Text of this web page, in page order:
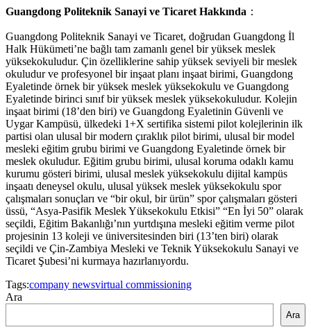
Guangdong Politeknik Sanayi ve Ticaret Hakkında ：
Guangdong Politeknik Sanayi ve Ticaret, doğrudan Guangdong İl
Halk Hükümeti’ne bağlı tam zamanlı genel bir yüksek meslek
yüksekokuludur. Çin özelliklerine sahip yüksek seviyeli bir meslek
okuludur ve profesyonel bir inşaat planı inşaat birimi, Guangdong
Eyaletinde örnek bir yüksek meslek yüksekokulu ve Guangdong
Eyaletinde birinci sınıf bir yüksek meslek yüksekokuludur. Kolejin
inşaat birimi (18’den biri) ve Guangdong Eyaletinin Güvenli ve
Uygar Kampüsü, ülkedeki 1+X sertifika sistemi pilot kolejlerinin ilk
partisi olan ulusal bir modern çıraklık pilot birimi, ulusal bir model
mesleki eğitim grubu birimi ve Guangdong Eyaletinde örnek bir
meslek okuludur. Eğitim grubu birimi, ulusal koruma odaklı kamu
kurumu gösteri birimi, ulusal meslek yüksekokulu dijital kampüs
inşaatı deneysel okulu, ulusal yüksek meslek yüksekokulu spor
çalışmaları sonuçları ve “bir okul, bir ürün” spor çalışmaları gösteri
üssü, “Asya-Pasifik Meslek Yüksekokulu Etkisi” “En İyi 50” olarak
seçildi, Eğitim Bakanlığı’nın yurtdışına mesleki eğitim verme pilot
projesinin 13 koleji ve üniversitesinden biri (13’ten biri) olarak
seçildi ve Çin-Zambiya Mesleki ve Teknik Yüksekokulu Sanayi ve
Ticaret Şubesi’ni kurmaya hazırlanıyordu.
Tags:company newsvirtual commissioning
Ara
Ara